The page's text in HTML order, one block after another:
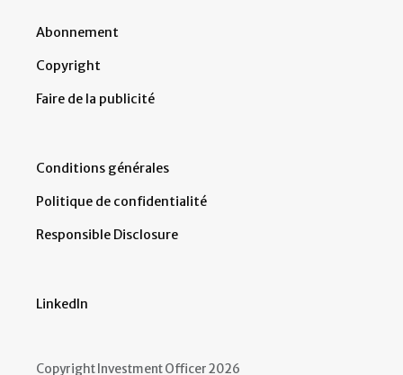
Abonnement
Copyright
Faire de la publicité
Conditions générales
Politique de confidentialité
Responsible Disclosure
LinkedIn
Copyright Investment Officer 2026